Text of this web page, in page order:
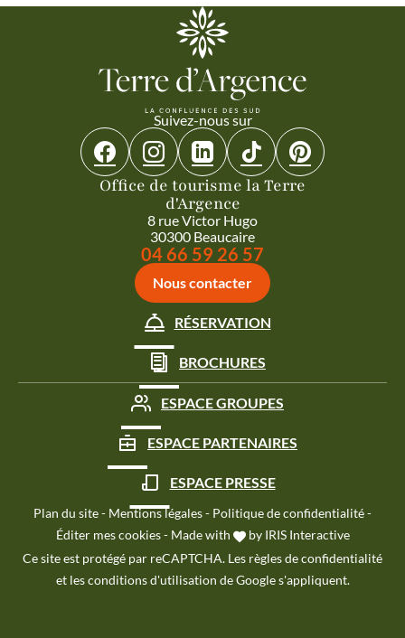
Suivez-nous sur
Suivez-nous sur Facebook
Suivez-nous sur Instagram
Suivez-nous sur Linkedin
Suivez-nous sur Tiktok
Suivez-nous sur
Office de tourisme la Terre
d'Argence
8 rue Victor Hugo
30300 Beaucaire
Appeler le
04 66 59 26 57
Nous contacter
RÉSERVATION
BROCHURES
ESPACE GROUPES
ESPACE PARTENAIRES
ESPACE PRESSE
Plan du site- Mentions légales- Politique de confidentialité-
Éditer mes cookies - Made with by IRIS Interactive
Ce site est protégé par reCAPTCHA. Les règles de confidentialité
et lesconditions d'utilisation de Google s'appliquent.